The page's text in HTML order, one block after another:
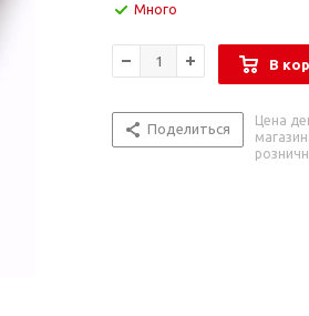
Много
В
Поделиться
Цена